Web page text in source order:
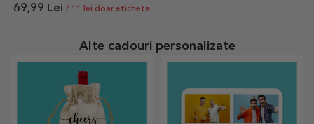
69,99 Lei / 11 lei doar eticheta
Alte cadouri personalizate